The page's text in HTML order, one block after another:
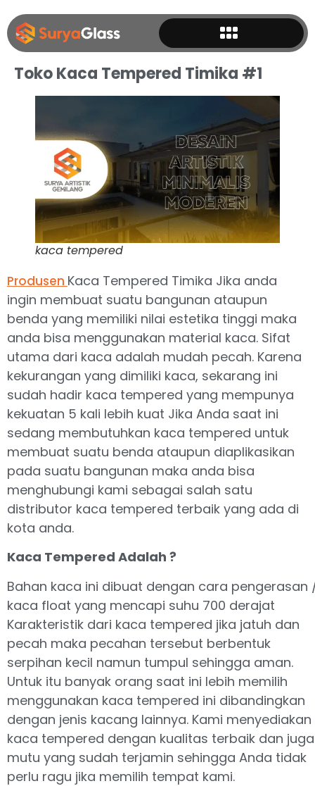
Toko Kaca Tempered Timika #1
kaca tempered
Produsen Kaca Tempered Timika Jika anda
ingin membuat suatu bangunan ataupun
benda yang memiliki nilai estetika tinggi maka
anda bisa menggunakan material kaca. Sifat
utama dari kaca adalah mudah pecah. Karena
kekurangan yang dimiliki kaca, sekarang ini
sudah hadir kaca tempered yang mempunya
kekuatan 5 kali lebih kuat Jika Anda saat ini
sedang membutuhkan kaca tempered untuk
membuat suatu benda ataupun diaplikasikan
pada suatu bangunan maka anda bisa
menghubungi kami sebagai salah satu
distributor kaca tempered terbaik yang ada di
kota anda.
Kaca Tempered Adalah ?
Bahan kaca ini dibuat dengan cara pengerasan
kaca float yang mencapi suhu 700 derajat
Karakteristik dari kaca tempered jika jatuh dan
pecah maka pecahan tersebut berbentuk
serpihan kecil namun tumpul sehingga aman.
Untuk itu banyak orang saat ini lebih memilih
menggunakan kaca tempered ini dibandingkan
dengan jenis kacang lainnya. Kami menyediakan
kaca tempered dengan kualitas terbaik dan juga
mutu yang sudah terjamin sehingga Anda tidak
perlu ragu jika memilih tempat kami.